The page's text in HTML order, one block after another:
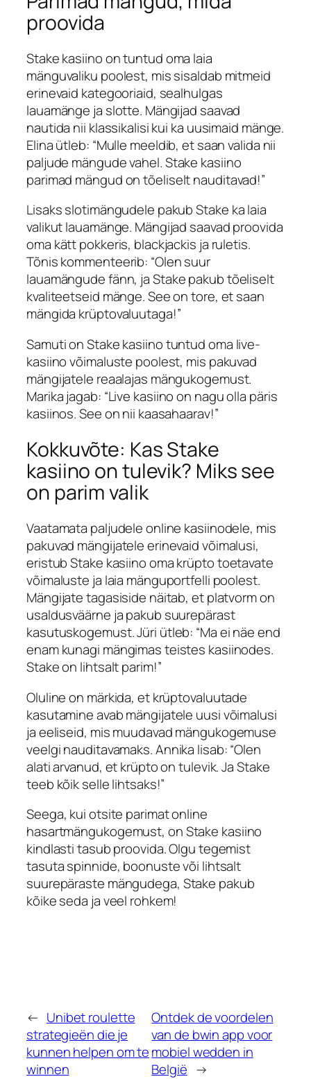
proovida
Stake kasiinoon tuntud oma laia
mänguvaliku poolest, mis sisaldab mitmeid
erinevaid kategooriaid, sealhulgas
lauamänge ja slotte. Mängijad saavad
nautida nii klassikalisi kui ka uusimaid mänge.
Elinaütleb: “Mulle meeldib, et saan valida nii
paljude mängude vahel.Stake kasiino
parimad mängudon tõeliselt nauditavad!”
Lisaks slotimängudele pakubStake ka laia
valikut lauamänge. Mängijad saavad proovida
oma kätt pokkeris, blackjackis ja ruletis.
Tõniskommenteerib: “Olen suur
lauamängude fänn, jaStakepakub tõeliselt
kvaliteetseid mänge. See on tore, et saan
mängida krüptovaluutaga!”
Samuti onStake kasiinotuntud oma live-
kasiino võimaluste poolest, mis pakuvad
mängijatele reaalajas mängukogemust.
Marikajagab: “Live kasiino on nagu olla päris
kasiinos. See on nii kaasahaarav!”
Kokkuvõte: Kas Stake
kasiino on tulevik? Miks see
on parim valik
Vaatamata paljudele online kasiinodele, mis
pakuvad mängijatele erinevaid võimalusi,
eristubStake kasiinooma krüpto toetavate
võimaluste ja laia mänguportfelli poolest.
Mängijate tagasiside näitab, et platvorm on
usaldusväärne ja pakub suurepärast
kasutuskogemust.Jüri ütleb: “Ma ei näe end
enam kunagi mängimas teistes kasiinodes.
Stakeon lihtsalt parim!”
Oluline on märkida, et krüptovaluutade
kasutamine avab mängijatele uusi võimalusi
ja eeliseid, mis muudavad mängukogemuse
veelgi nauditavamaks.Annika lisab: “Olen
alati arvanud, et krüpto on tulevik. JaStake
teeb kõik selle lihtsaks!”
Seega, kui otsite parimat online
hasartmängukogemust, onStake kasiino
kindlasti tasub proovida. Olgu tegemist
tasuta spinnide, boonuste või lihtsalt
suurepäraste mängudega, Stake pakub
kõike seda ja veel rohkem!
← Unibet roulette
strategieën die je
kunnen helpen om te
winnen
Ontdek de voordelen
van de bwin app voor
mobiel wedden in
België →